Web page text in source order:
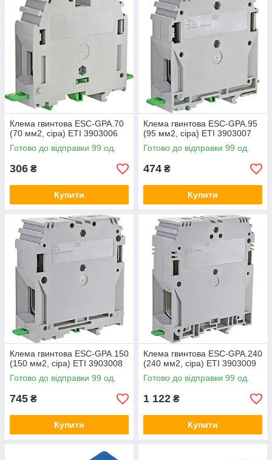
Клема гвинтова ESC-GPA.70
(70 мм2, сіра) ETI 3903006
Готово до відправки 99 од.
306 ₴
Купити
Клема гвинтова ESC-GPA.95
(95 мм2, сіра) ETI 3903007
Готово до відправки 99 од.
474 ₴
Купити
Клема гвинтова ESC-GPA.150
(150 мм2, сіра) ETI 3903008
Готово до відправки 99 од.
745 ₴
Купити
Клема гвинтова ESC-GPA.240
(240 мм2, сіра) ETI 3903009
Готово до відправки 99 од.
1 122 ₴
Купити